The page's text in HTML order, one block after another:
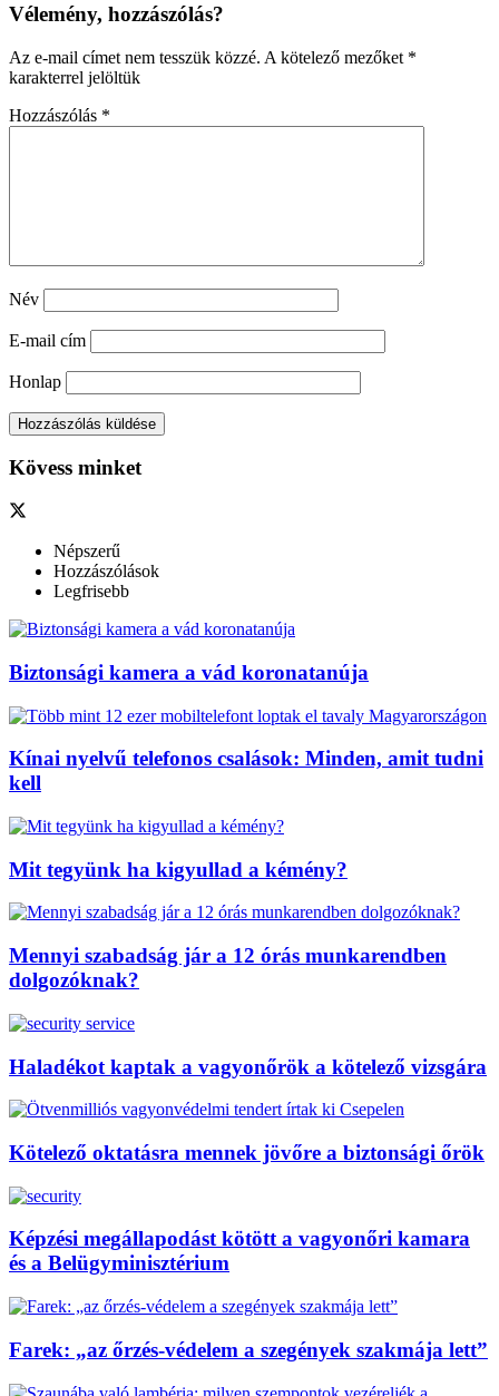
Vélemény, hozzászólás?
Az e-mail címet nem tesszük közzé. A kötelező mezőket *
karakterrel jelöltük
Hozzászólás *
Név
E-mail cím
Honlap
Kövess minket
Népszerű
Hozzászólások
Legfrisebb
Biztonsági kamera a vád koronatanúja
Kínai nyelvű telefonos csalások: Minden, amit tudni
kell
Mit tegyünk ha kigyullad a kémény?
Mennyi szabadság jár a 12 órás munkarendben
dolgozóknak?
Haladékot kaptak a vagyonőrök a kötelező vizsgára
Kötelező oktatásra mennek jövőre a biztonsági őrök
Képzési megállapodást kötött a vagyonőri kamara
és a Belügyminisztérium
Farek: „az őrzés-védelem a szegények szakmája lett”